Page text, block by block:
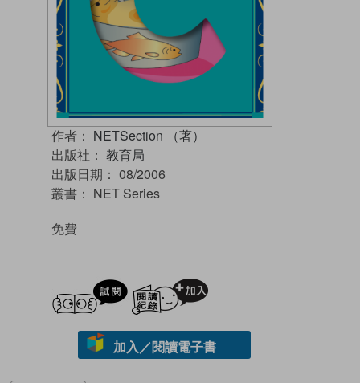
作者： NETSection （著）
出版社： 教育局
出版日期： 08/2006
叢書： NET Series
免費
試閲
加入／閱讀電子書